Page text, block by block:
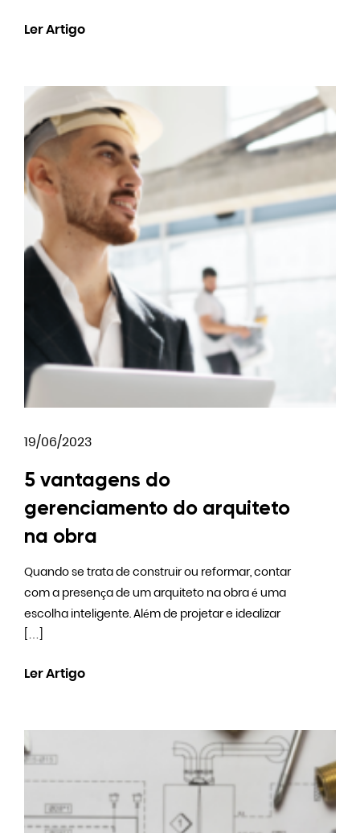
Ler Artigo
19/06/2023
5 vantagens do
gerenciamento do arquiteto
na obra
Quando se trata de construir ou reformar, contar
com a presença de um arquiteto na obra é uma
escolha inteligente. Além de projetar e idealizar
[…]
Ler Artigo